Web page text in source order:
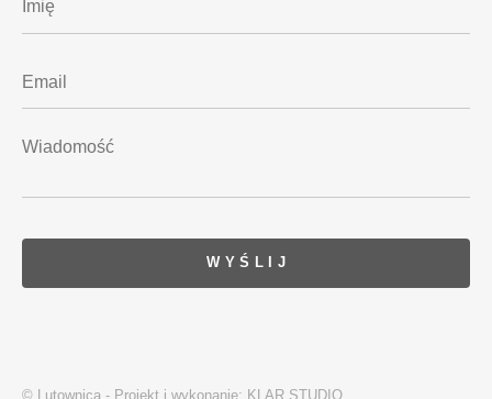
© Lutownica - Projekt i wykonanie: KLAR STUDIO